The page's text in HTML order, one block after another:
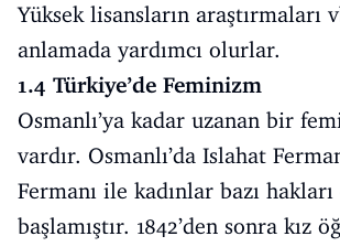
Yüksek lisansların araştırmaları
anlamada yardımcı olurlar.
1.4 Türkiye’de Feminizm
Osmanlı’ya kadar uzanan bir
vardır. Osmanlı’da Islahat
Fermanı ile kadınlar bazı
başlamıştır. 1842’den sonra kız